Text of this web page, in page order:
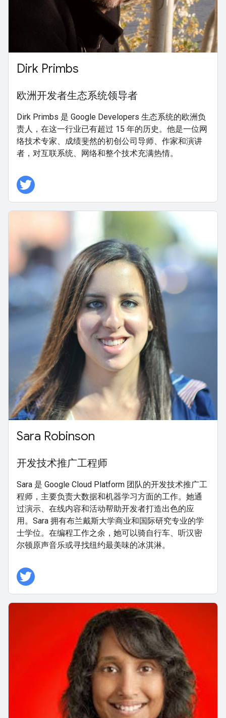
Dirk Primbs
欧洲开发者生态系统领导者
Dirk Primbs 是 Google Developers 生态系统的欧洲负
责人，在这一行业已有超过 15 年的历史。他是一位网
络技术专家、成绩斐然的初创公司导师、作家和演讲
者，对互联系统、网络和整个技术充满热情。
Sara Robinson
开发技术推广工程师
Sara 是 Google Cloud Platform 团队的开发技术推广工
程师，主要负责大数据和机器学习方面的工作。她通
过演示、在线内容和活动帮助开发者打造出色的应
用。Sara 拥有布兰戴斯大学商业和国际研究专业的学
士学位。在编程工作之余，她可以骑自行车、听汉密
尔顿原声音乐或寻找纽约最美味的冰淇淋。